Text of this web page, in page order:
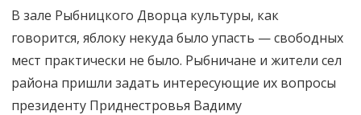
В зале Рыбницкого Дворца культуры, как
говорится, яблоку некуда было упасть — свободных
мест практически не было. Рыбничане и жители сел
района пришли задать интересующие их вопросы
президенту Приднестровья Вадиму